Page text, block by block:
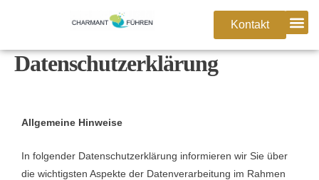
Kontakt
Datenschutzerklärung
Allgemeine Hinweise
In folgender Datenschutzerklärung informieren wir Sie über
die wichtigsten Aspekte der Datenverarbeitung im Rahmen